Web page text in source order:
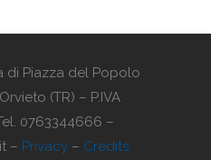
di Piazza del Popolo
(TR) – P.IVA
0763344666 –
– Privacy – Credits: